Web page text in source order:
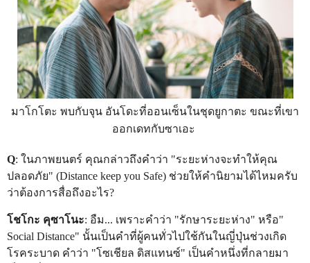
มาโกโตะ พบกับจุน อันโดะที่ออนเซ็นในชุดยูกาตะ ขณะที่เขา
ออกเดทกับซาเอะ
Q: ในภาพยนตร์ คุณกล่าวถึงคำว่า "ระยะห่างจะทำให้คุณ
ปลอดภัย" (Distance keep you Safe) ช่วยให้คำนิยามได้ไหมครับ
ว่าต้องการสื่อถึงอะไร?
โชโกะ คุซาโนะ: อืม... เพราะคำว่า "รักษาระยะห่าง" หรือ"
Social Distance" นั้นเป็นคำที่ผู้คนทั่วไปใช้กันในญี่ปุ่นช่วงเกิด
โรคระบาด คำว่า "โซเชียล ดิสแทนซ์" เป็นคำหนึ่งที่กลายมา